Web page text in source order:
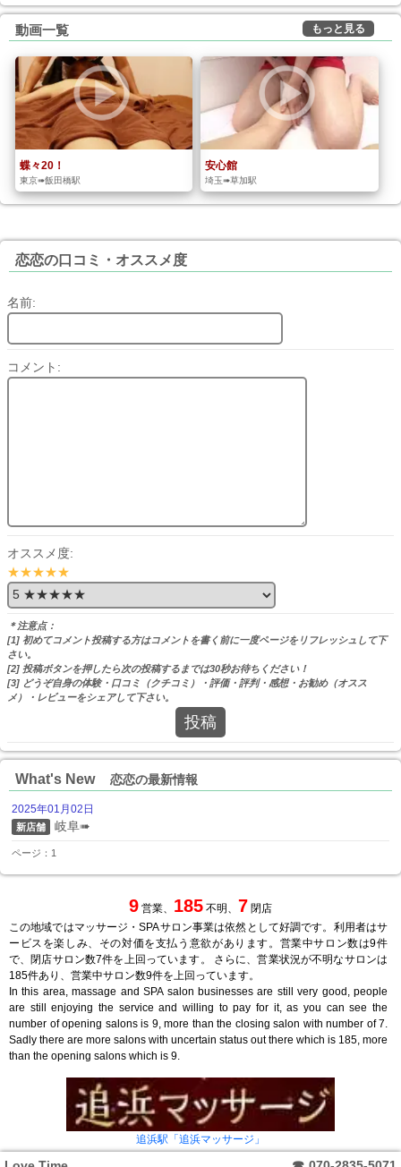
動画一覧 もっと見る
蝶々20！
東京➠飯田橋駅
安心館
埼玉➠草加駅
恋恋の口コミ・オススメ度
名前:
コメント:
オススメ度:
★★★★★
＊注意点：
[1] 初めてコメント投稿する方はコメントを書く前に一度ページをリフレッシュして下
さい。
[2] 投稿ボタンを押したら次の投稿するまでは30秒お待ちください！
[3] どうぞ自身の体験・口コミ（クチコミ）・評価・評判・感想・お勧め（オスス
メ）・レビューをシェアして下さい。
投稿
What's New 恋恋の最新情報
2025年01月02日
新店舗 岐阜➠
ページ：1
9 営業、 185 不明、 7 閉店
この地域ではマッサージ・SPAサロン事業は依然として好調です。利用者はサ
ービスを楽しみ、その対価を支払う意欲があります。営業中サロン数は9件
で、閉店サロン数7件を上回っています。 さらに、営業状況が不明なサロンは
185件あり、営業中サロン数9件を上回っています。
In this area, massage and SPA salon businesses are still very good, people
are still enjoying the service and willing to pay for it, as you can see the
number of opening salons is 9, more than the closing salon with number of 7.
Sadly there are more salons with uncertain status out there which is 185, more
than the opening salons which is 9.
追浜駅「追浜マッサージ」